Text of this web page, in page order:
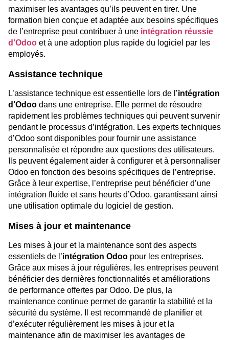
maximiser les avantages qu’ils peuvent en tirer. Une
formation bien conçue et adaptée aux besoins spécifiques
de l’entreprise peut contribuer à une intégration réussie
d’Odoo et à une adoption plus rapide du logiciel par les
employés.
Assistance technique
L’assistance technique est essentielle lors de l’intégration
d’Odoo dans une entreprise. Elle permet de résoudre
rapidement les problèmes techniques qui peuvent survenir
pendant le processus d’intégration. Les experts techniques
d’Odoo sont disponibles pour fournir une assistance
personnalisée et répondre aux questions des utilisateurs.
Ils peuvent également aider à configurer et à personnaliser
Odoo en fonction des besoins spécifiques de l’entreprise.
Grâce à leur expertise, l’entreprise peut bénéficier d’une
intégration fluide et sans heurts d’Odoo, garantissant ainsi
une utilisation optimale du logiciel de gestion.
Mises à jour et maintenance
Les mises à jour et la maintenance sont des aspects
essentiels de l’intégration Odoo pour les entreprises.
Grâce aux mises à jour régulières, les entreprises peuvent
bénéficier des dernières fonctionnalités et améliorations
de performance offertes par Odoo. De plus, la
maintenance continue permet de garantir la stabilité et la
sécurité du système. Il est recommandé de planifier et
d’exécuter régulièrement les mises à jour et la
maintenance afin de maximiser les avantages de